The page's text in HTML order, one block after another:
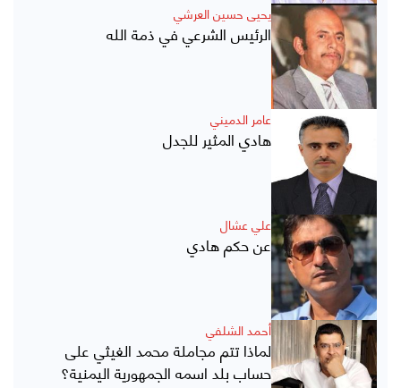
يحيى حسين العرشي
الرئيس الشرعي في ذمة الله
عامر الدميني
هادي المثير للجدل
علي عشال
عن حكم هادي
أحمد الشلفي
لماذا تتم مجاملة محمد الغيثي على
حساب بلد اسمه الجمهورية اليمنية؟